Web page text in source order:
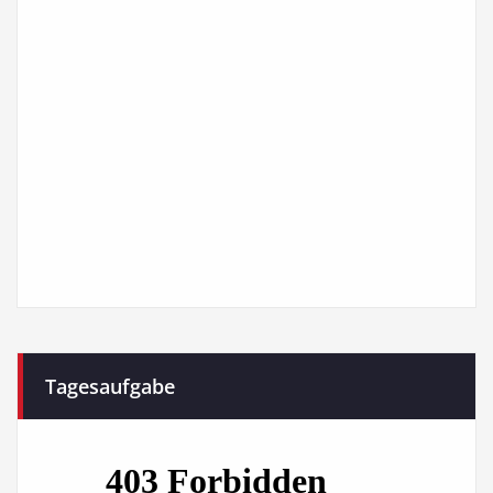
Tagesaufgabe